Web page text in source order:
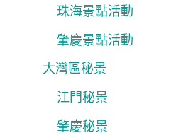
珠海景點活動
肇慶景點活動
大灣區秘景
江門秘景
肇慶秘景